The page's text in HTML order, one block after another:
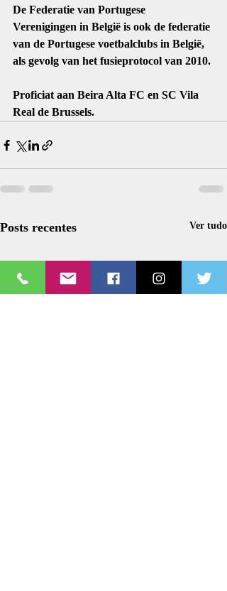
De Federatie van Portugese
Verenigingen in België is ook de federatie
van de Portugese voetbalclubs in België,
als gevolg van het fusieprotocol van 2010.
Proficiat aan Beira Alta FC en SC Vila
Real de Brussels.
Posts recentes Ver tudo